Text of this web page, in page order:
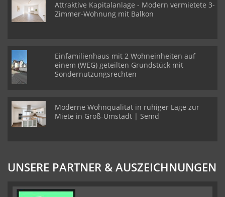
Attraktive Kapitalanlage - Modern vermietete 3-
Zimmer-Wohnung mit Balkon
Einfamilienhaus mit 2 Wohneinheiten auf
einem (WEG) geteilten Grundstück mit
Sondernutzungsrechten
Moderne Wohnqualität in ruhiger Lage zur
Miete in Groß-Umstadt | Semd
UNSERE PARTNER & AUSZEICHNUNGEN